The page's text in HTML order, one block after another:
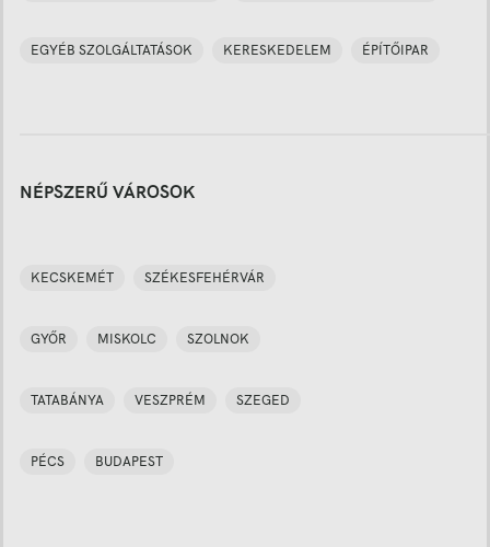
EGYÉB SZOLGÁLTATÁSOK KERESKEDELEM ÉPÍTŐIPAR
NÉPSZERŰ VÁROSOK
KECSKEMÉT SZÉKESFEHÉRVÁR
GYŐR MISKOLC SZOLNOK
TATABÁNYA VESZPRÉM SZEGED
PÉCS BUDAPEST